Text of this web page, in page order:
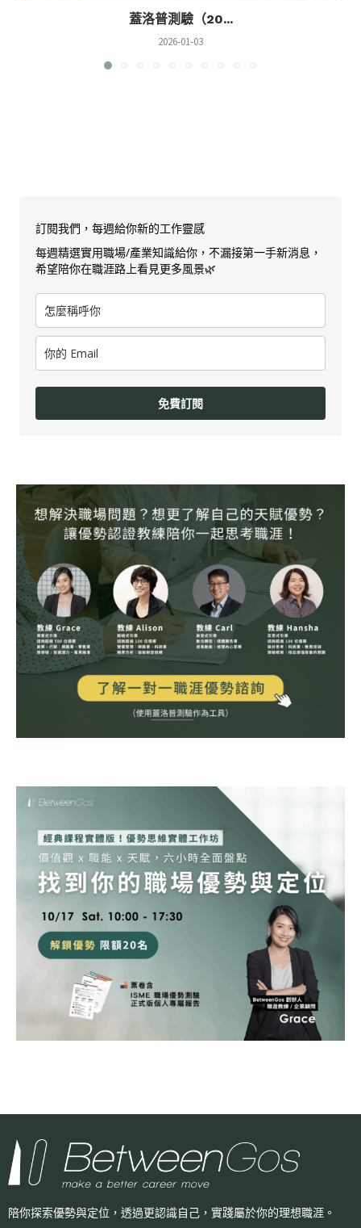
蓋洛普測驗（20...
2026-01-03
訂閱我們，每週給你新的工作靈感
每週精選實用職場/產業知識給你，不漏接第一手新消息，
希望陪你在職涯路上看見更多風景🌿
免費訂閱
陪你探索優勢與定位，透過更認識自己， 實踐屬於你的理想職涯。